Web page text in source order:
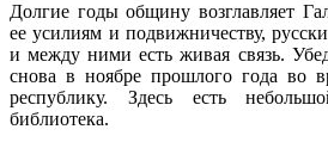
Долгие годы общину возглавляет
ее усилиям и подвижничеству,
и между ними есть живая связь.
снова в ноябре прошлого года во
республику. Здесь есть
библиотека.